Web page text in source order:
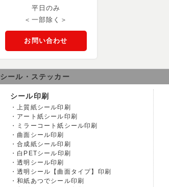
平日のみ
＜一部除く＞
お問い合わせ
シール・ステッカー
シール印刷
上質紙シール印刷
アート紙シール印刷
ミラーコート紙シール印刷
曲面シール印刷
合成紙シール印刷
白PETシール印刷
透明シール印刷
透明シール【曲面タイプ】印刷
和紙あつでシール印刷